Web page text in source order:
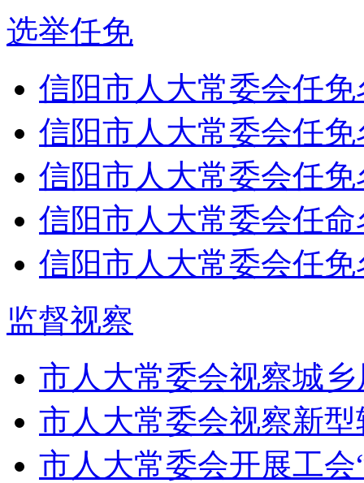
选举任免
信阳市人大常委会任免
信阳市人大常委会任免
信阳市人大常委会任免
信阳市人大常委会任命
信阳市人大常委会任免
监督视察
市人大常委会视察城
市人大常委会视察新
市人大常委会开展工